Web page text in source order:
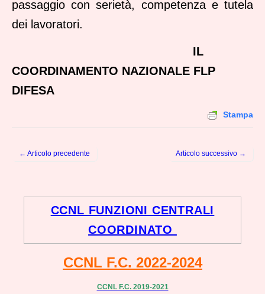
passaggio con serietà, competenza e tutela
dei lavoratori.
IL
COORDINAMENTO NAZIONALE FLP
DIFESA
Stampa
← Articolo precedente Articolo successivo →
CCNL FUNZIONI CENTRALI
COORDINATO
CCNL F.C. 2022-2024
CCNL F.C. 2019-2021